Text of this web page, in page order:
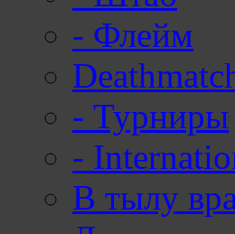
- Флейм
- Турниры
-
В тылу